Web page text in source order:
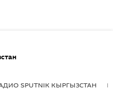
SPUTNIK КЫРГЫЗСТАН